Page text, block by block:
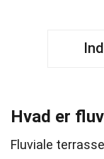
Hvad er
Fluviale